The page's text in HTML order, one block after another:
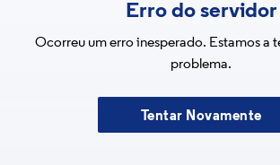
Erro do servidor
Ocorreu um erro inesperado. Estamos a
problema.
Tentar Novamente